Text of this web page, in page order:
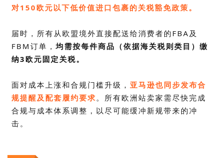
对150欧元以下低价值进口包裹的关税豁免政策。
届时，所有从欧盟境外直接配送给消费者的 FBA 及
FBM订单，均需按每件商品（依据海关税则类目）缴
纳3欧元固定关税。
面对成本上涨和合规门槛升级， 亚马逊也同步发布合
规提醒及配套履约要求 。所有欧洲站卖家需尽快完成
合规与成本体系调整，以尽可能缓冲新规带来的冲
击。